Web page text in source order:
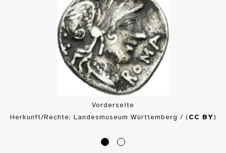
Vorderseite
Herkunft/Rechte: Landesmuseum Württemberg / ( CC BY)